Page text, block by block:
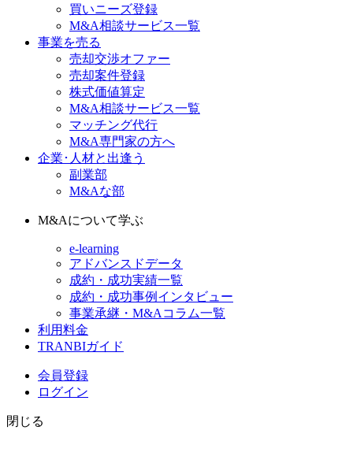
買いニーズ登録
M&A相談サービス一覧
事業を売る
売却交渉オファー
売却案件登録
株式価値算定
M&A相談サービス一覧
マッチング代行
M&A専門家の方へ
企業･人材と出逢う
副業部
M&Aな部
M&Aについて学ぶ
e-learning
アドバンスドデータ
成約・成功実績一覧
成約・成功事例インタビュー
事業承継・M&Aコラム一覧
利用料金
TRANBIガイド
会員登録
ログイン
閉じる